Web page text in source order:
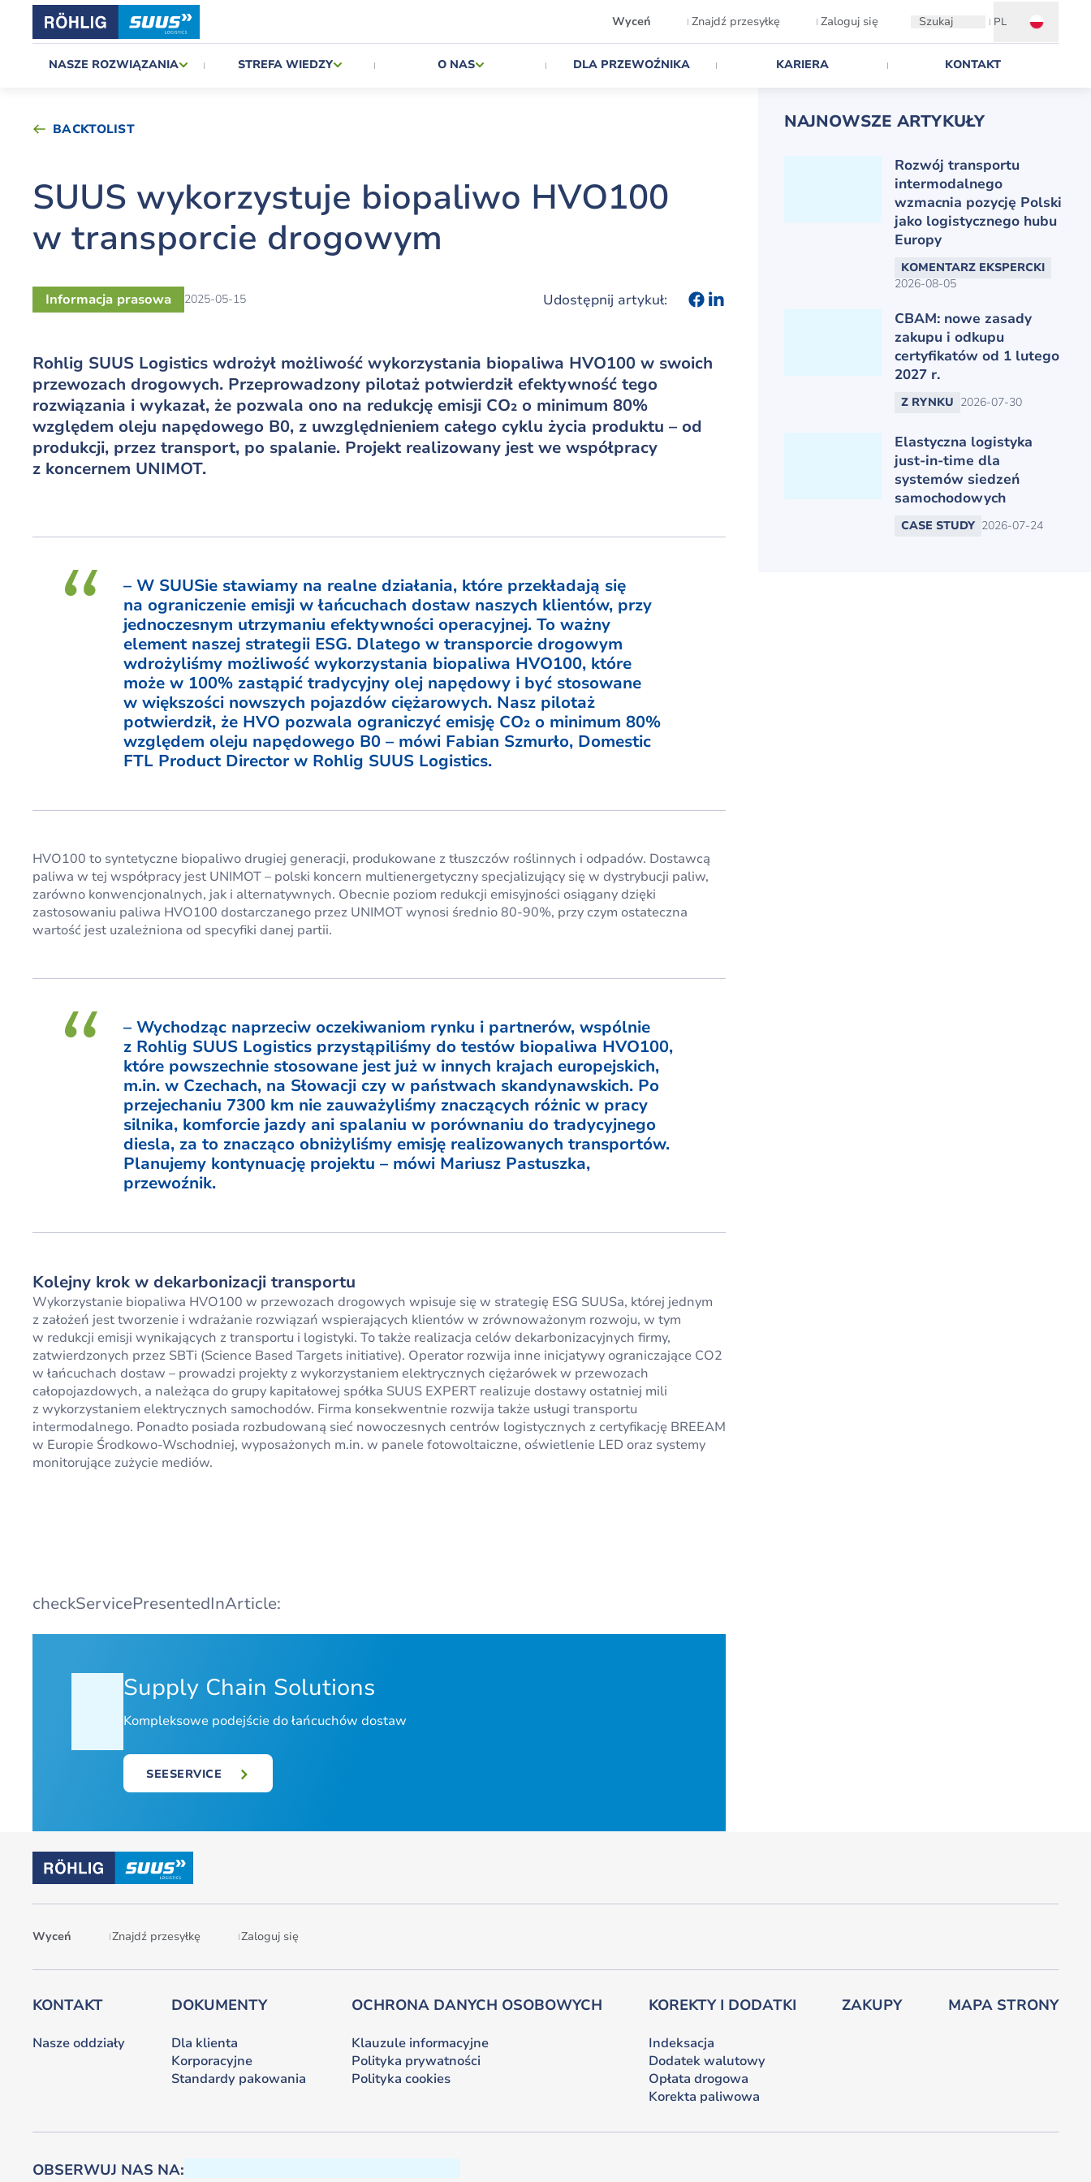
Wyceń Znajdź przesyłkę Zaloguj się Szukaj PL
NASZE ROZWIĄZANIA STREFA WIEDZY O NAS DLA PRZEWOŹNIKA KARIERA KONTAKT
BACKTOLIST
SUUS wykorzystuje biopaliwo HVO100
w transporcie drogowym
Informacja prasowa 2025-05-15 Udostępnij artykuł:
Rohlig SUUS Logistics wdrożył możliwość wykorzystania biopaliwa HVO100 w swoich
przewozach drogowych. Przeprowadzony pilotaż potwierdził efektywność tego
rozwiązania i wykazał, że pozwala ono na redukcję emisji CO₂ o minimum 80%
względem oleju napędowego B0, z uwzględnieniem całego cyklu życia produktu – od
produkcji, przez transport, po spalanie. Projekt realizowany jest we współpracy
z koncernem UNIMOT.
– W SUUSie stawiamy na realne działania, które przekładają się
na ograniczenie emisji w łańcuchach dostaw naszych klientów, przy
jednoczesnym utrzymaniu efektywności operacyjnej. To ważny
element naszej strategii ESG. Dlatego w transporcie drogowym
wdrożyliśmy możliwość wykorzystania biopaliwa HVO100, które
może w 100% zastąpić tradycyjny olej napędowy i być stosowane
w większości nowszych pojazdów ciężarowych. Nasz pilotaż
potwierdził, że HVO pozwala ograniczyć emisję CO₂ o minimum 80%
względem oleju napędowego B0 – mówi Fabian Szmurło, Domestic
FTL Product Director w Rohlig SUUS Logistics.
HVO100 to syntetyczne biopaliwo drugiej generacji, produkowane z tłuszczów roślinnych i odpadów. Dostawcą
paliwa w tej współpracy jest UNIMOT – polski koncern multienergetyczny specjalizujący się w dystrybucji paliw,
zarówno konwencjonalnych, jak i alternatywnych. Obecnie poziom redukcji emisyjności osiągany dzięki
zastosowaniu paliwa HVO100 dostarczanego przez UNIMOT wynosi średnio 80-90%, przy czym ostateczna
wartość jest uzależniona od specyfiki danej partii.
– Wychodząc naprzeciw oczekiwaniom rynku i partnerów, wspólnie
z Rohlig SUUS Logistics przystąpiliśmy do testów biopaliwa HVO100,
które powszechnie stosowane jest już w innych krajach europejskich,
m.in. w Czechach, na Słowacji czy w państwach skandynawskich. Po
przejechaniu 7300 km nie zauważyliśmy znaczących różnic w pracy
silnika, komforcie jazdy ani spalaniu w porównaniu do tradycyjnego
diesla, za to znacząco obniżyliśmy emisję realizowanych transportów.
Planujemy kontynuację projektu – mówi Mariusz Pastuszka,
przewoźnik.
Kolejny krok w dekarbonizacji transportu
Wykorzystanie biopaliwa HVO100 w przewozach drogowych wpisuje się w strategię ESG SUUSa, której jednym
z założeń jest tworzenie i wdrażanie rozwiązań wspierających klientów w zrównoważonym rozwoju, w tym
w redukcji emisji wynikających z transportu i logistyki. To także realizacja celów dekarbonizacyjnych firmy,
zatwierdzonych przez SBTi (Science Based Targets initiative). Operator rozwija inne inicjatywy ograniczające CO2
w łańcuchach dostaw – prowadzi projekty z wykorzystaniem elektrycznych ciężarówek w przewozach
całopojazdowych, a należąca do grupy kapitałowej spółka SUUS EXPERT realizuje dostawy ostatniej mili
z wykorzystaniem elektrycznych samochodów. Firma konsekwentnie rozwija także usługi transportu
intermodalnego. Ponadto posiada rozbudowaną sieć nowoczesnych centrów logistycznych z certyfikację BREEAM
w Europie Środkowo-Wschodniej, wyposażonych m.in. w panele fotowoltaiczne, oświetlenie LED oraz systemy
monitorujące zużycie mediów.
checkServicePresentedInArticle:
Supply Chain Solutions
Kompleksowe podejście do łańcuchów dostaw
SEESERVICE
NAJNOWSZE ARTYKUŁY
Rozwój transportu
intermodalnego
wzmacnia pozycję Polski
jako logistycznego hubu
Europy
KOMENTARZ EKSPERCKI
2026-08-05
CBAM: nowe zasady
zakupu i odkupu
certyfikatów od 1 lutego
2027 r.
Z RYNKU 2026-07-30
Elastyczna logistyka
just-in-time dla
systemów siedzeń
samochodowych
CASE STUDY 2026-07-24
OBSERWUJ NAS NA:
Wyceń Znajdź przesyłkę Zaloguj się
KONTAKT
Nasze oddziały
DOKUMENTY
Dla klienta
Korporacyjne
Standardy pakowania
OCHRONA DANYCH OSOBOWYCH
Klauzule informacyjne
Polityka prywatności
Polityka cookies
KOREKTY I DODATKI
Indeksacja
Dodatek walutowy
Opłata drogowa
Korekta paliwowa
ZAKUPY MAPA STRONY